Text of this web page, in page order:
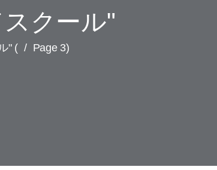
クール"
" ( / Page 3)